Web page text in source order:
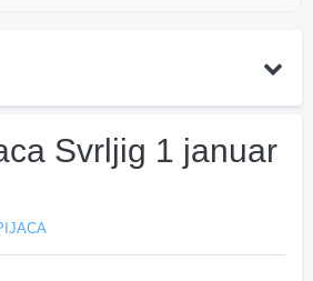
Svrljig 1 januar